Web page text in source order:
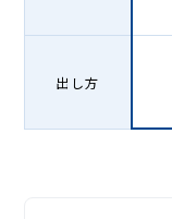
出し方